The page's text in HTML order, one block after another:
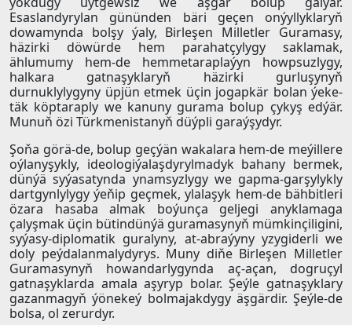
Esaslandyrylan gününden bäri geçen onýyllyklaryň
dowamynda bolşy ýaly, Birleşen Milletler Guramasy,
häzirki döwürde hem parahatçylygy saklamak,
ählumumy hem-de hemmetaraplaýyn howpsuzlygy,
halkara gatnaşyklaryň häzirki gurluşynyň
durnuklylygyny üpjün etmek üçin jogapkär bolan ýeke-
täk köptaraply we kanuny gurama bolup çykyş edýär.
Munuň özi Türkmenistanyň düýpli garaýşydyr.
Şoňa görä-de, bolup geçýän wakalara hem-de meýillere
oýlanyşykly, ideologiýalaşdyrylmadyk bahany bermek,
dünýä syýasatynda ynamsyzlygy we gapma-garşylykly
dartgynlylygy ýeňip geçmek, ylalaşyk hem-de bähbitleri
özara hasaba almak boýunça geljegi anyklamaga
çalyşmak üçin bütindünýä guramasynyň mümkinçiligini,
syýasy-diplomatik guralyny, at-abraýyny yzygiderli we
doly peýdalanmalydyrys. Muny diňe Birleşen Milletler
Guramasynyň howandarlygynda aç-açan, dogruçyl
gatnaşyklarda amala aşyryp bolar. Şeýle gatnaşyklary
gazanmagyň ýönekeý bolmajakdygy äşgärdir. Şeýle-de
bolsa, ol zerurdyr.